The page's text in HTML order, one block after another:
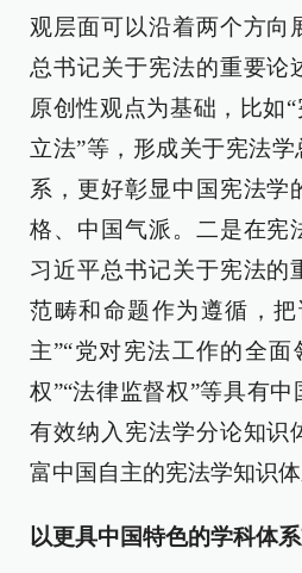
观层面可以沿着两个方向
总书记关于宪法的重要论
原创性观点为基础，比如
立法”等，形成关于宪法
系，更好彰显中国宪法学
格、中国气派。二是在宪
习近平总书记关于宪法的
范畴和命题作为遵循，
主”“党对宪法工作的全面
权”“法律监督权”等具有
有效纳入宪法学分论知识
富中国自主的宪法学知识体
以更具中国特色的学科体